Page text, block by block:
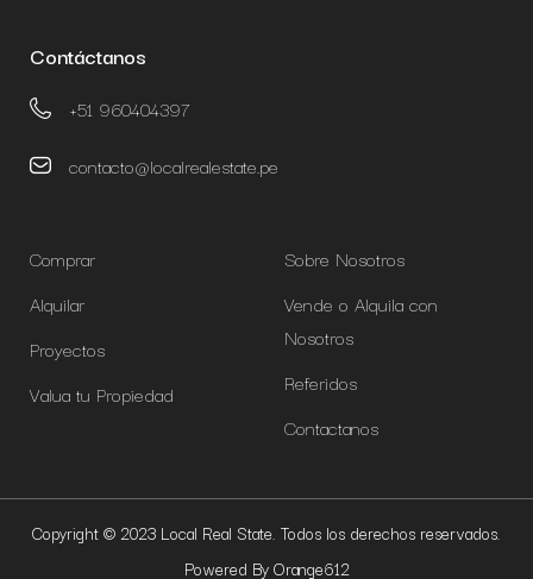
Contáctanos
+51 960404397
contacto@localrealestate.pe
Comprar
Alquilar
Proyectos
Valua tu Propiedad
Sobre Nosotros
Vende o Alquila con
Nosotros
Referidos
Contactanos
Copyright © 2023 Local Real State. Todos los derechos reservados.
Powered By Orange612